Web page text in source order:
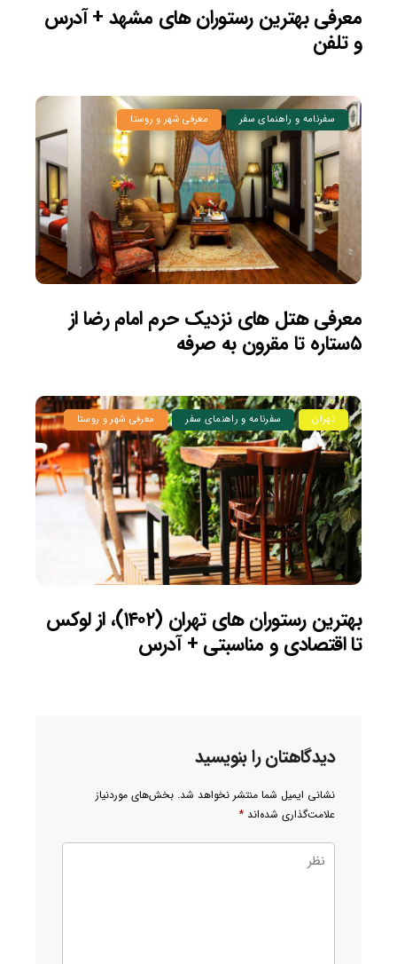
معرفی بهترین رستوران های مشهد + آدرس
و تلفن
سفرنامه و راهنمای سفر معرفی شهر و روستا
معرفی هتل های نزدیک حرم امام رضا از
۵ستاره تا مقرون به صرفه
تهران سفرنامه و راهنمای سفر معرفی شهر و روستا
بهترین رستوران های تهران (۱۴۰۲)، از لوکس
تا اقتصادی و مناسبتی + آدرس
دیدگاهتان را بنویسید
نشانی ایمیل شما منتشر نخواهد شد. بخش‌های موردنیاز
علامت‌گذاری شده‌اند *